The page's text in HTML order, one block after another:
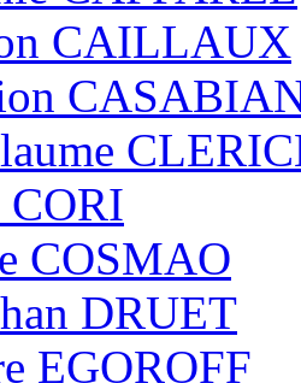
CAILLAUX
CORI
COSMAO
DRUET
EGOROFF